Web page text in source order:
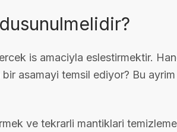
is amaciyla eslestirmektir.
asamayi temsil ediyor? Bu
ve tekrarli mantiklari